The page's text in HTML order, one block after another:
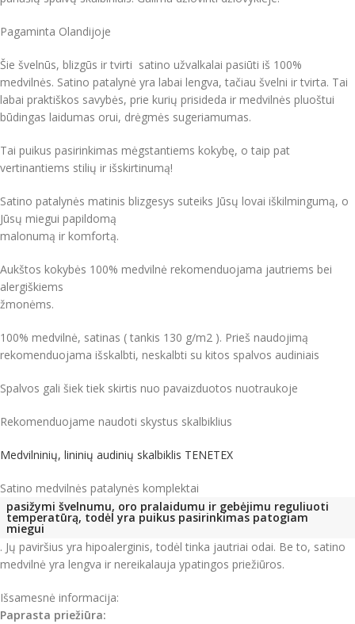
Pagaminta Olandijoje
Šie švelnūs, blizgūs ir tvirti satino užvalkalai pasiūti iš 100%
medvilnės. Satino patalynė yra labai lengva, tačiau švelni ir tvirta. Tai
labai praktiškos savybės, prie kurių prisideda ir medvilnės pluoštui
būdingas laidumas orui, drėgmės sugeriamumas.
Tai puikus pasirinkimas mėgstantiems kokybę, o taip pat
vertinantiems stilių ir išskirtinumą!
Satino patalynės matinis blizgesys suteiks Jūsų lovai iškilmingumą, o
Jūsų miegui papildomą
malonumą ir komfortą.
Aukštos kokybės 100% medvilnė rekomenduojama jautriems bei
alergiškiems
žmonėms.
100% medvilnė, satinas ( tankis 130 g/m2 ). Prieš naudojimą
rekomenduojama išskalbti, neskalbti su kitos spalvos audiniais
Spalvos gali šiek tiek skirtis nuo pavaizduotos nuotraukoje
Rekomenduojame naudoti skystus skalbiklius
Medvilninių, lininių audinių skalbiklis TENETEX
Satino medvilnės patalynės komplektai
pasižymi švelnumu, oro pralaidumu ir gebėjimu reguliuoti
temperatūrą, todėl yra puikus pasirinkimas patogiam
miegui
. Jų paviršius yra hipoalerginis, todėl tinka jautriai odai. Be to, satino
medvilnė yra lengva ir nereikalauja ypatingos priežiūros.
Išsamesnė informacija:
Paprasta priežiūra: